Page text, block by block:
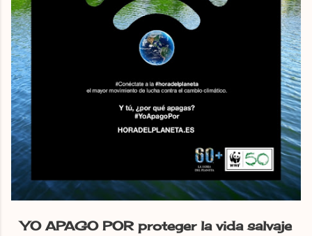
YO APAGO POR proteger la vida salvaje